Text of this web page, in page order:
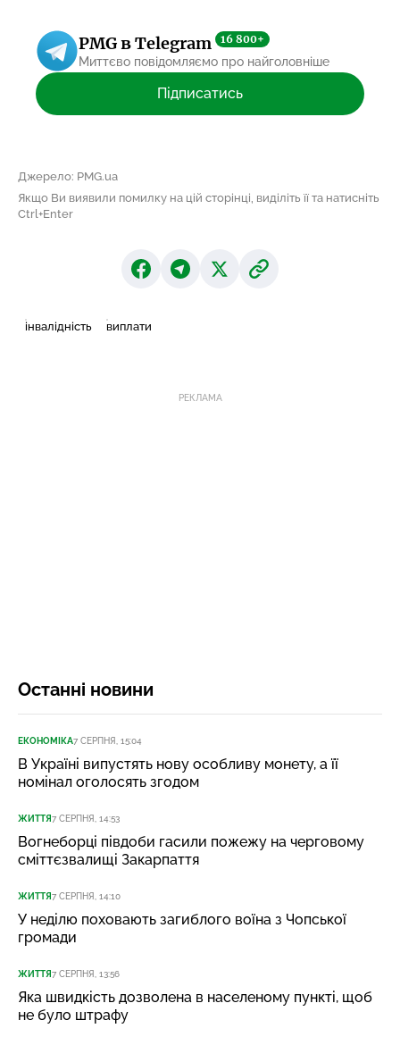
PMG в Telegram 16 800+
Миттєво повідомляємо про найголовніше
Підписатись
Джерело: PMG.ua
Якщо Ви виявили помилку на цій сторінці, виділіть її та натисніть
Ctrl+Enter
інвалідність виплати
РЕКЛАМА
Останні новини
ЕКОНОМІКА7 СЕРПНЯ, 15:04
В Україні випустять нову особливу монету, а її
номінал оголосять згодом
ЖИТТЯ7 СЕРПНЯ, 14:53
Вогнеборці півдоби гасили пожежу на черговому
сміттєзвалищі Закарпаття
ЖИТТЯ7 СЕРПНЯ, 14:10
У неділю поховають загиблого воїна з Чопської
громади
ЖИТТЯ7 СЕРПНЯ, 13:56
Яка швидкість дозволена в населеному пункті, щоб
не було штрафу